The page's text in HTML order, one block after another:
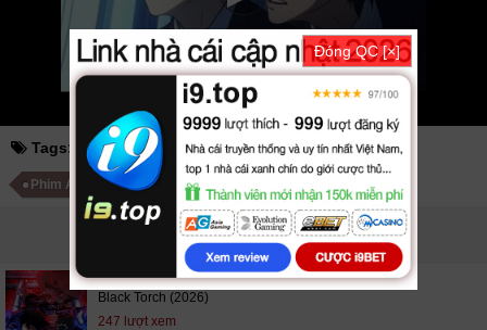
Tags: seikaisuru kado (2017) Phim hoạt hình
Phim Anime Nhật Bản
PHIM LIÊN QUAN
Đuốc Đen
Black Torch (2026)
247 lượt xem
Đóng QC [×]